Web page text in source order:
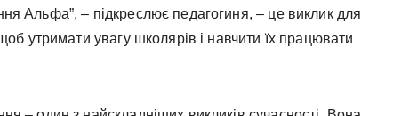
Альфа”, – підкреслює педагогиня, – це виклик для
утримати увагу школярів і навчити їх працювати